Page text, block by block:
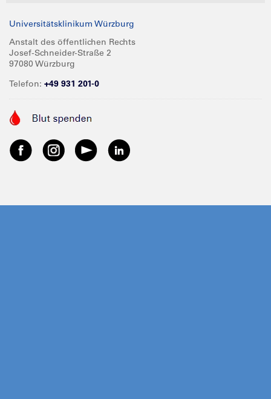
Universitätsklinikum Würzburg
Anstalt des öffentlichen Rechts
Josef-Schneider-Straße 2
97080 Würzburg
Telefon: +49 931 201-0